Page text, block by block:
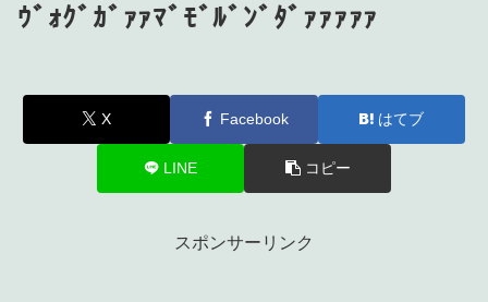
ｳﾞｫｸﾞｶﾞｧｧﾏﾞﾓﾞﾙﾞﾝﾞﾀﾞｧｧｧｧｧ
X Facebook はてブ
LINE コピー
スポンサーリンク